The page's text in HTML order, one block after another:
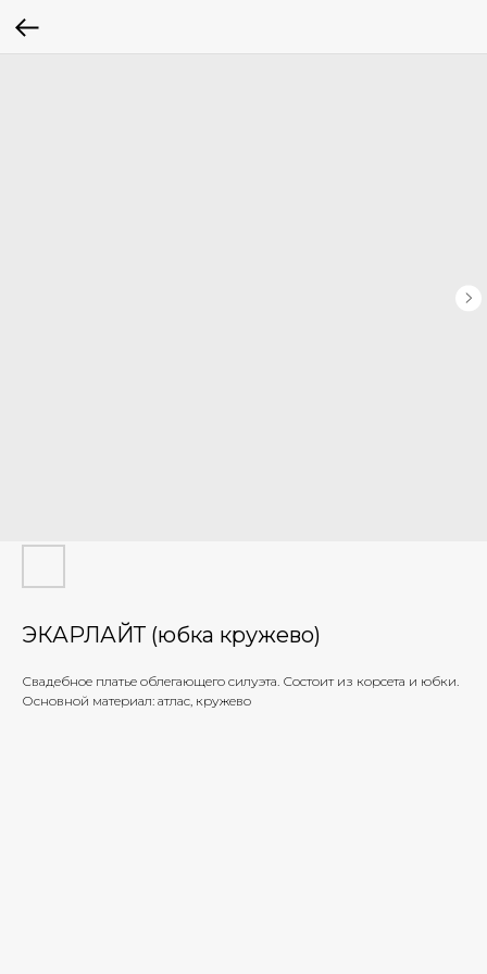
ЭКАРЛАЙТ (юбка кружево)
Свадебное платье облегающего силуэта. Состоит из корсета и юбки.
Основной материал: атлас, кружево